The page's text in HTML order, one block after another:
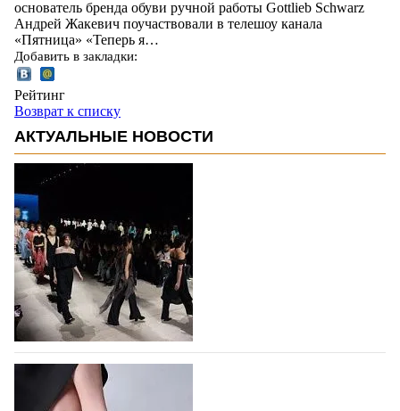
основатель бренда обуви ручной работы Gottlieb Schwarz
Андрей Жакевич поучаствовали в телешоу канала
«Пятница» «Теперь я…
Добавить в закладки:
Рейтинг
Возврат к списку
АКТУАЛЬНЫЕ НОВОСТИ
На участие в Московской неделе моды
подано 1047 заявок